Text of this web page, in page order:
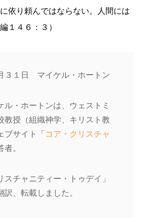
依り頼んではならない。人間には
１４６：３）
３１日 マイケル・ホートン
ル・ホートンは、ウェストミ
教授（組織神学、キリスト教
ブサイト「 コア・クリスチャ
者。
スチャニティー・トゥデイ」
訳、転載しました。